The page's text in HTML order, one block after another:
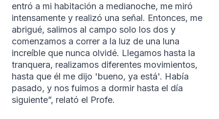
entró a mi habitación a medianoche, me miró
intensamente y realizó una señal. Entonces, me
abrigué, salimos al campo solo los dos y
comenzamos a correr a la luz de una luna
increíble que nunca olvidé. Llegamos hasta la
tranquera, realizamos diferentes movimientos,
hasta que él me dijo 'bueno, ya está'. Había
pasado, y nos fuimos a dormir hasta el día
siguiente”, relató el Profe.